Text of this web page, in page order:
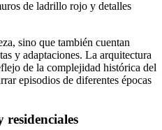
de ladrillo rojo y detalles
sino que también cuentan
y adaptaciones. La arquitectura
de la complejidad histórica del
episodios de diferentes épocas
residenciales